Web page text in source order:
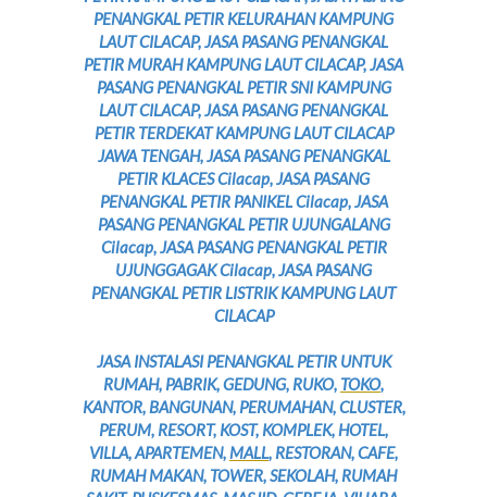
PENANGKAL PETIR KELURAHAN KAMPUNG
LAUT CILACAP, JASA PASANG PENANGKAL
PETIR MURAH KAMPUNG LAUT CILACAP, JASA
PASANG PENANGKAL PETIR SNI KAMPUNG
LAUT CILACAP, JASA PASANG PENANGKAL
PETIR TERDEKAT KAMPUNG LAUT CILACAP
JAWA TENGAH, JASA PASANG PENANGKAL
PETIR KLACES Cilacap, JASA PASANG
PENANGKAL PETIR PANIKEL Cilacap, JASA
PASANG PENANGKAL PETIR UJUNGALANG
Cilacap, JASA PASANG PENANGKAL PETIR
UJUNGGAGAK Cilacap, JASA PASANG
PENANGKAL PETIR LISTRIK KAMPUNG LAUT
CILACAP
JASA INSTALASI PENANGKAL PETIR UNTUK
RUMAH, PABRIK, GEDUNG, RUKO, TOKO,
KANTOR, BANGUNAN, PERUMAHAN, CLUSTER,
PERUM, RESORT, KOST, KOMPLEK, HOTEL,
VILLA, APARTEMEN,MALL, RESTORAN, CAFE,
RUMAH MAKAN, TOWER, SEKOLAH, RUMAH